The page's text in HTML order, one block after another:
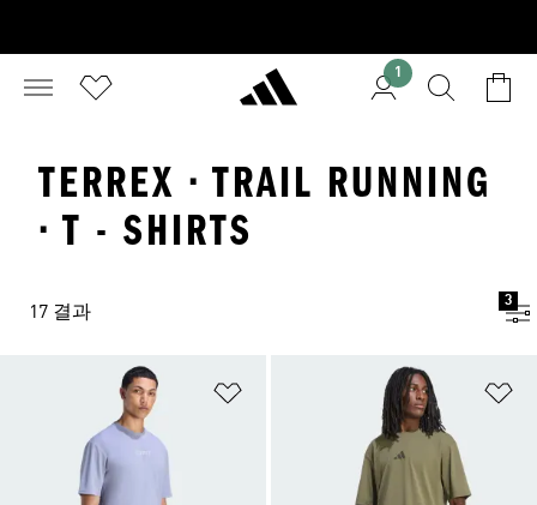
1
TERREX · TRAIL RUNNING
· T - SHIRTS
17 결과
3
위시리스트 담기